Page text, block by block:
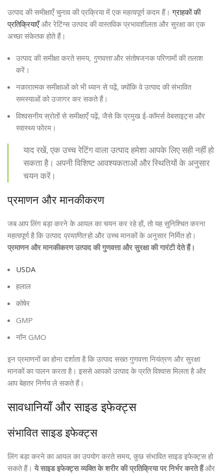
उत्पाद की समीक्षाएँ चुनाव की प्रक्रिया में एक महत्वपूर्ण कदम हैं।ग्राहकों की
प्रतिक्रियाएँऔर रेटिंग्स उत्पाद की वास्तविक प्रभावशीलता और सुरक्षा का एक
अच्छा संकेतक होते हैं।
उत्पाद की समीक्षा करते समय, गुणवत्ताऔर संतोषजनक परिणामों की तलाश
करें।
नकारात्मक समीक्षाओं को भी ध्यान से पढ़ें, क्योंकि वे उत्पाद की संभावित
समस्याओं को उजागर कर सकते हैं।
विश्वसनीय स्रोतों से समीक्षाएँ पढ़ें, जैसे कि प्रमुख ई-कॉमर्स वेबसाइट्स और
स्वास्थ्य फोरम।
याद रखें, एक उच्च रेटिंग वाला उत्पाद हमेशा आपके लिए सही नहीं हो
सकता है। अपनी विशिष्ट आवश्यकताओं और स्थितियों के अनुसार
चयन करें।
प्रमाणन और मानकीकरण
जब आप लिंग बड़ा करने के आयल का चयन कर रहे हों, तो यह सुनिश्चित करना
महत्वपूर्ण है कि उत्पाद प्रमाणितहो और उच्च मानकों के अनुसार निर्मित हो।
प्रमाणन और मानकीकरण उत्पाद की गुणवत्ता और सुरक्षा की गारंटी देते हैं।
USDA
हलाल
कोषेर
GMP
नॉन GMO
इन प्रमाणनों का होना दर्शाता है कि उत्पाद सख्त गुणवत्ता नियंत्रण और सुरक्षा
मानकों का पालन करता है। इससे आपको उत्पाद के प्रति विश्वास मिलता है और
आप बेहतर निर्णय ले सकते हैं।
सावधानियाँ और साइड इफेक्ट्स
संभावित साइड इफेक्ट्स
लिंग बड़ा करने का आयल का उपयोग करते समय, कुछ संभावित साइड इफेक्ट्स हो
सकते हैं। ये साइड इफेक्ट्स व्यक्ति के शरीर की प्रतिक्रिया पर निर्भर करते हैंऔर